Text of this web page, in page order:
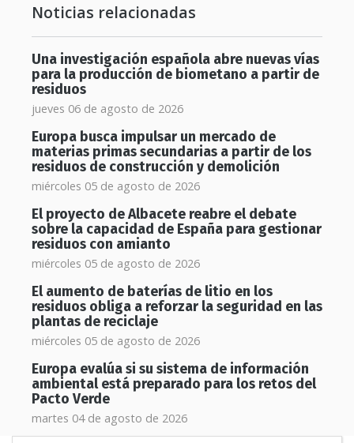
Noticias relacionadas
Una investigación española abre nuevas vías
para la producción de biometano a partir de
residuos
jueves 06 de agosto de 2026
Europa busca impulsar un mercado de
materias primas secundarias a partir de los
residuos de construcción y demolición
miércoles 05 de agosto de 2026
El proyecto de Albacete reabre el debate
sobre la capacidad de España para gestionar
residuos con amianto
miércoles 05 de agosto de 2026
El aumento de baterías de litio en los
residuos obliga a reforzar la seguridad en las
plantas de reciclaje
miércoles 05 de agosto de 2026
Europa evalúa si su sistema de información
ambiental está preparado para los retos del
Pacto Verde
martes 04 de agosto de 2026